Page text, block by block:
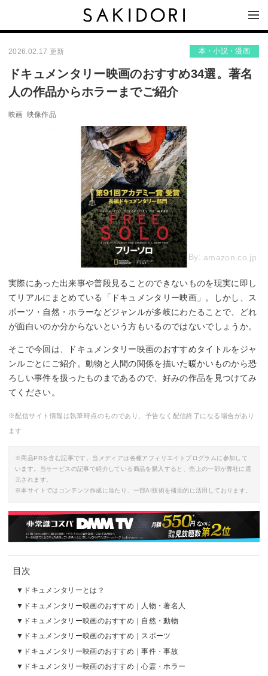
2026.02.17 更新 本・小説・漫画
ドキュメンタリー映画のおすすめ34選。著名
人の作品からホラーまでご紹介
映画 映像作品
By: amazon.co.jp
実際にあった出来事や普段見ることのできないものを現実に即し
てリアルにまとめている「ドキュメンタリー映画」。しかし、ス
ポーツ・自然・ホラーなどジャンルが多岐にわたることで、どれ
が面白いのか分からないという方もいるのではないでしょうか。
そこで今回は、ドキュメンタリー映画のおすすめタイトルをジャ
ンルごとにご紹介。動物と人間の関係を描いた暖かいものから恐
ろしい事件を扱ったものまであるので、好みの作品を見つけてみ
てください。
※配信サイト情報は執筆時点のものであり、予告なく配信終了になる場合があり
ます
※商品PRを含む記事です。当メディアは各種アフィリエイトプログラムに参加して
います。当サービスの記事で紹介している商品を購入すると、売上の一部が弊社に還
元されます。
※本サイトではコンテンツ作成に当たり、一部AI技術を補助的に活用しております。
目次
ドキュメンタリーとは？
ドキュメンタリー映画のおすすめ｜人物・著名人
ドキュメンタリー映画のおすすめ｜自然・動物
ドキュメンタリー映画のおすすめ｜スポーツ
ドキュメンタリー映画のおすすめ｜事件・事故
ドキュメンタリー映画のおすすめ｜心霊・ホラー